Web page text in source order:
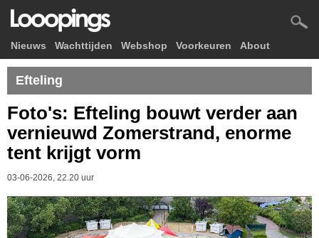
Nieuws Wachttijden Webshop Voorkeuren About
Efteling
Foto's: Efteling bouwt verder aan
vernieuwd Zomerstrand, enorme
tent krijgt vorm
03-06-2026, 22.20 uur